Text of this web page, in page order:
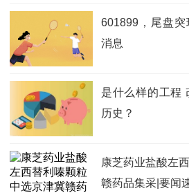
601899，尾盘
消息
是什么样的工程
历史？
康芝药业盐酸左
赣药品集采|要闻